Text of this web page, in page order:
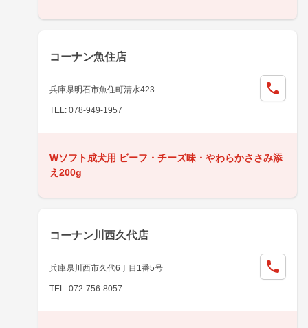
コーナン魚住店
兵庫県明石市魚住町清水423
TEL: 078-949-1957
Wソフト成犬用 ビーフ・チーズ味・やわらかささみ添
え200g
コーナン川西久代店
兵庫県川西市久代6丁目1番5号
TEL: 072-756-8057